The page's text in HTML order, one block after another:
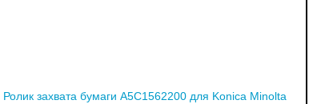
Ролик захвата бумаги A5C1562200 для Konica Minolta